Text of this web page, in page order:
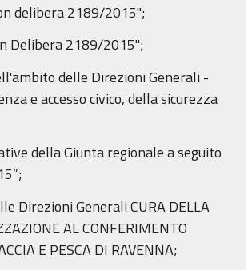
delibera 2189/2015";
Delibera 2189/2015";
delle Direzioni Generali -
e accesso civico, della sicurezza
della Giunta regionale a seguito
Direzioni Generali CURA DELLA
AL CONFERIMENTO
E PESCA DI RAVENNA;